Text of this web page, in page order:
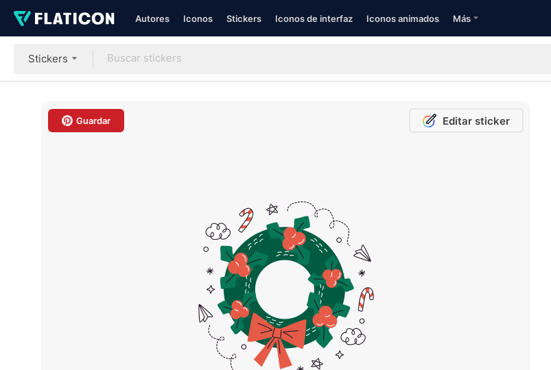
Autores Iconos Stickers Iconos de interfaz Iconos animados Más
Stickers
Guardar Editar sticker